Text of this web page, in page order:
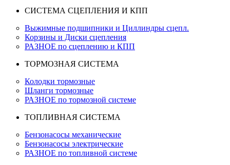
СИСТЕМА СЦЕПЛЕНИЯ И КПП
Выжимные подшипники и Циллиндры сцепл.
Корзины и Диски сцепления
РАЗНОЕ по сцеплению и КПП
ТОРМОЗНАЯ СИСТЕМА
Колодки тормозные
Шланги тормозные
РАЗНОЕ по тормозной системе
ТОПЛИВНАЯ СИСТЕМА
Бензонасосы механические
Бензонасосы электрические
РАЗНОЕ по топливной системе